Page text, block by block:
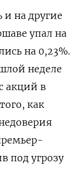
и на другие
упал на
на 0,23%.
неделе
акций ​в
как
под угрозу